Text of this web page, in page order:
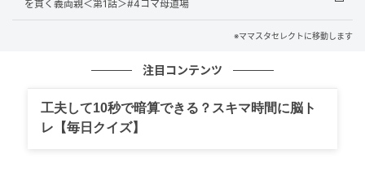
を貫く義両親＜第1話＞#4コマ母道場
※ママスタセレクトに移動します
注目コンテンツ
工夫して10秒で暗算できる？スキマ時間に脳ト
レ【毎日クイズ】